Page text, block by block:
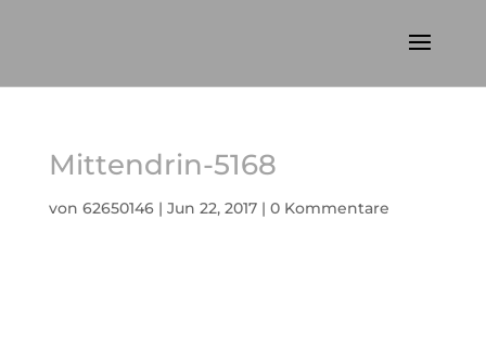
Mittendrin-5168
von 62650146| Jun 22, 2017| 0 Kommentare